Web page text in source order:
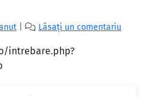
Lăsați un comentariu
intrebare.php?